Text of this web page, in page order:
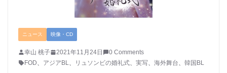
ニュース 映像・CD
幸山 桃子 2021年11月24日
0 Comments
FOD、 アジアBL、 リュソンビの婚礼式、 実写、 海外舞台、 韓国BL